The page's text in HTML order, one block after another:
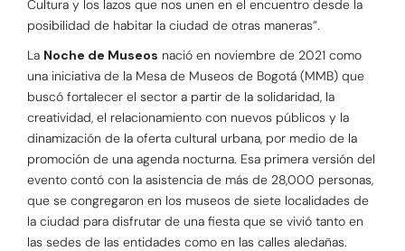
Cultura y los lazos que nos unen en el encuentro desde la
posibilidad de habitar la ciudad de otras maneras”.
La Noche de Museos nació en noviembre de 2021 como
una iniciativa de la Mesa de Museos de Bogotá (MMB) que
buscó fortalecer el sector a partir de la solidaridad, la
creatividad, el relacionamiento con nuevos públicos y la
dinamización de la oferta cultural urbana, por medio de la
promoción de una agenda nocturna. Esa primera versión del
evento contó con la asistencia de más de 28,000 personas,
que se congregaron en los museos de siete localidades de
la ciudad para disfrutar de una fiesta que se vivió tanto en
las sedes de las entidades como en las calles aledañas.